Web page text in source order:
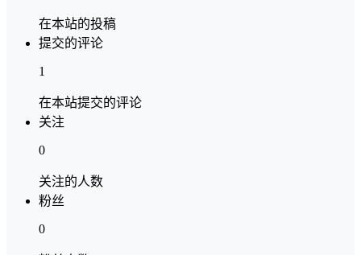
在本站的投稿
提交的评论
1
在本站提交的评论
关注
0
关注的人数
粉丝
0